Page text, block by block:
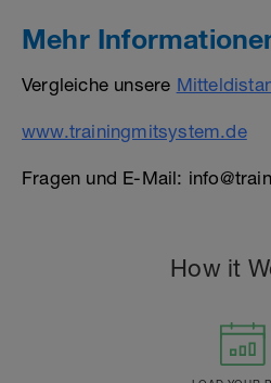
Mehr
Vergleiche unsere
www.trainingmitsystem.de
Fragen und E-Mail:
How it